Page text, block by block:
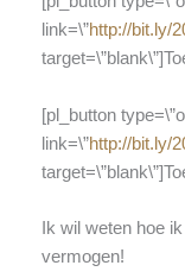
link=\”http://bit.ly/
[pl_button
link=\”http://bit.ly/
Ik wil weten hoe
vermogen!